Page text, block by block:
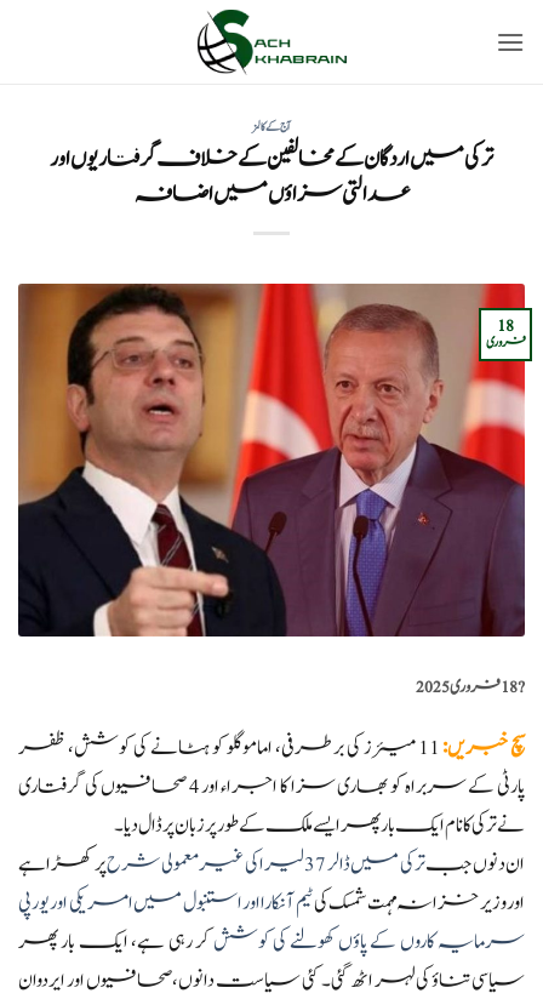
آج کے کالمز
ترکی میں اردگان کے مخالفین کے خلاف گرفتاریوں اور
عدالتی سزاؤں میں اضافہ
18
فروری
?️18 فروری 2025
سچ خبریں:
11 میئرز کی برطرفی، اماموگلو کو ہٹانے کی کوشش، ظفر
پارٹی کے سربراہ کو بھاری سزا کا اجراء اور 4 صحافیوں کی گرفتاری
نے ترکی کا نام ایک بار پھر ایسے ملک کے طور پر زبان پر ڈال دیا ۔
ان دنوں جبترکی میں ڈالر 37 لیرا کی غیر معمولی شرح
پر کھڑا ہے
اور وزیر خزانہ مہمت شمسک کیٹیم آنکارا اور استنبول میں امریکی اور یورپی
سرمایہ کاروں کے پاؤں کھولنے کی کوششکر رہی ہے، ایک بار پھر
سیاسی تناؤ کی لہر اٹھ گئی۔ کئی سیاست دانوں، صحافیوں اور ایردوان